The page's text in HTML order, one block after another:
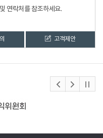
연락처를 참조하세요.
고객제안